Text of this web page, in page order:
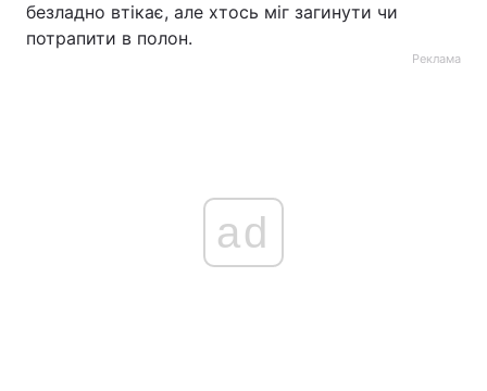
безладно втікає, але хтось міг загинути чи
потрапити в полон.
Реклама
ad